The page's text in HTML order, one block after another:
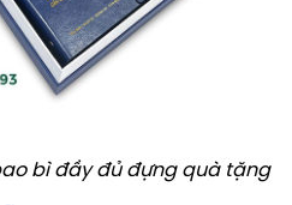
bì đầy đủ đựng quà tặng